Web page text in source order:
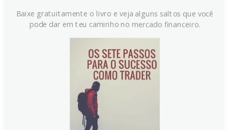
O Dólar Canadense (CAD) opera em baixa nesta
sexta-feira, pressionado pela queda nos preços do
petróleo e por um relatório de empregos nos EUA
mais fraco que o previsto. A moeda canadense perde
força enquanto o mercado reavalia as expectativas de
aperto monetário pelo Federal Reserve.
Baixe gratuitamente o livro e veja alguns saltos que você
pode dar em teu caminho no mercado financeiro.